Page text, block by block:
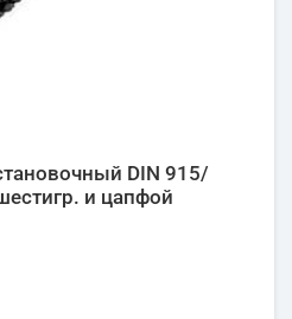
DIN 915/
и цапфой